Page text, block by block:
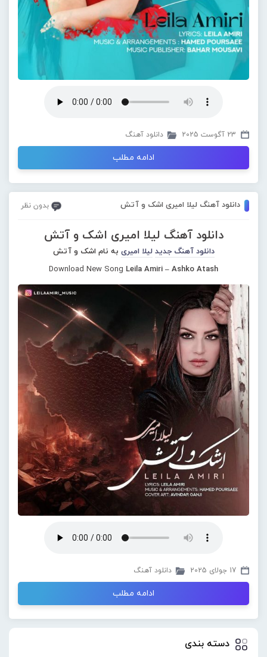
23 آگوست 2025 دانلود آهنگ
ادامه مطلب
دانلود آهنگ لیلا امیری اشک و آتش بدون نظر
دانلود آهنگ لیلا امیری اشک و آتش
دانلود آهنگ جدید لیلا امیری به نام اشک و آتش
Download New Song Leila Amiri – Ashko Atash
17 جولای 2025 دانلود آهنگ
ادامه مطلب
دسته بندی